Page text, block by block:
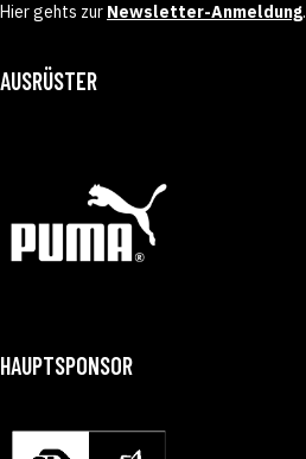
Hier gehts zur Newsletter-Anmeldung.
AUSRÜSTER
HAUPTSPONSOR